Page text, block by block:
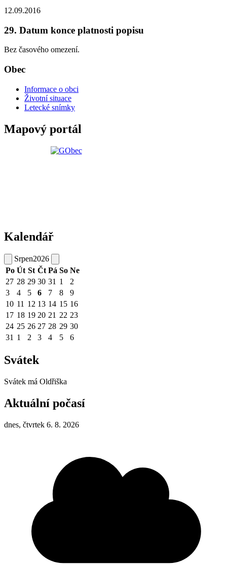
12.09.2016
29. Datum konce platnosti popisu
Bez časového omezení.
Obec
Informace o obci
Životní situace
Letecké snímky
Mapový portál
Kalendář
Srpen2026
Po Út St Čt Pá So Ne
27 28 29 30 31 1
2
3
4 5 6 7 8
9
10 11 12 13 14 15 16
17 18 19 20 21 22 23
24 25 26 27 28 29 30
31 1 2 3 4 5 6
Svátek
Svátek má Oldřiška
Aktuální počasí
dnes, čtvrtek 6. 8. 2026